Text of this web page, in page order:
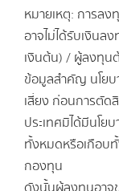
หมายเหตุ: การลง
อาจไม่ได้รับเงินล
เงินต้น) / ผู้ลงทุน
ข้อมูลสำคัญ นโยบ
เสี่ยง ก่อนการตั
ประเทศมิได้มีนโย
ทั้งหมดหรือเกือบ
กองทุน